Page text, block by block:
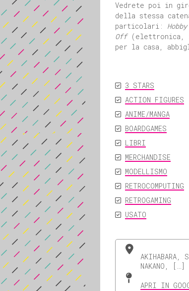
Vedrete poi in
della stessa
particolari:
Off(elettronica,
per la casa,
3 STARS
ACTION FIGURES
ANIME/MANGA
BOARDGAMES
LIBRI
MERCHANDISE
MODELLISMO
RETROCOMPUTING
RETROGAMING
USATO
AKIHABARA,
NAKANO, […]
APRI IN